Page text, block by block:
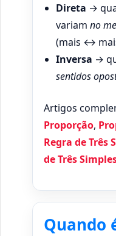
Direta →
variam no
(mais ↔
Inversa →
sentidos
Artigos
Proporção,
Regra de Três
de Três
Quando